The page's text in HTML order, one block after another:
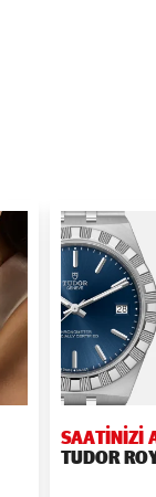
SAATINIZI
TUDOR